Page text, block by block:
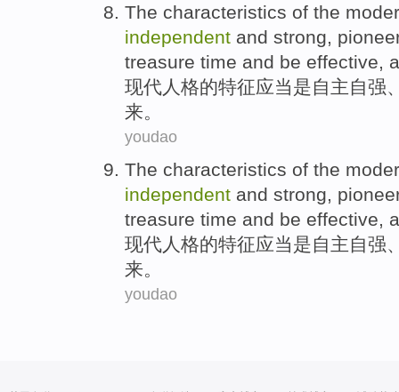
The characteristics of the
independent and strong,
treasure time and be effective
现代 人格的特征应当是自主 自强
来。
youdao
The characteristics of the
independent and strong,
treasure time and be effective,
现代人格的特征应当是自主 自强
来。
youdao